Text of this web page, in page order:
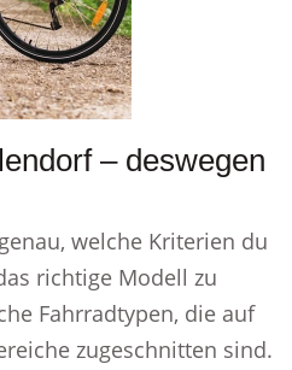
– deswegen
welche Kriterien du
richtige Modell zu
Fahrradtypen, die auf
zugeschnitten sind.